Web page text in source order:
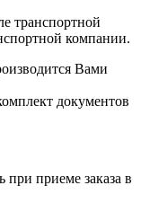
транспортной
компании.
Вами
документов
при приеме заказа в